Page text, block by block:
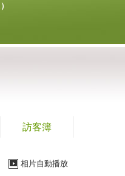
）
訪客簿
相片自動播放